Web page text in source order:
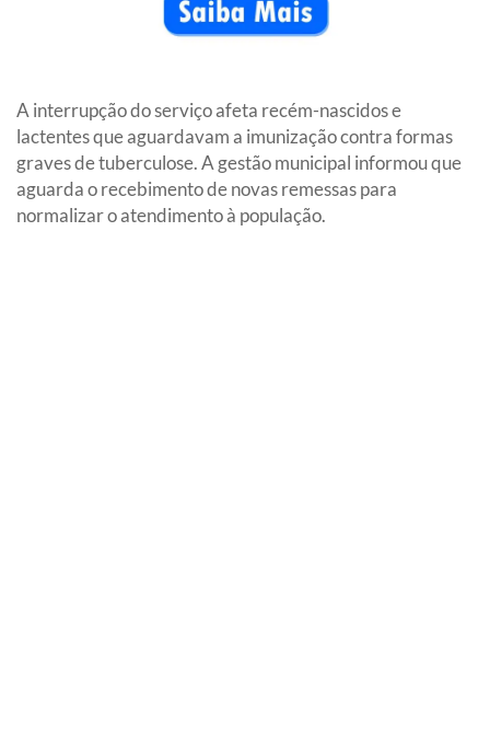
A interrupção do serviço afeta recém-nascidos e
lactentes que aguardavam a imunização contra formas
graves de tuberculose. A gestão municipal informou que
aguarda o recebimento de novas remessas para
normalizar o atendimento à população.